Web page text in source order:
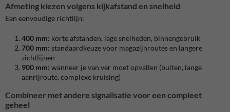
Afmeting kiezen volgens kijkafstand en snelheid
Een eenvoudige richtlijn:
400 mm: korte afstanden, lage snelheden, binnengebruik
700 mm: standaardkeuze voor magazijnroutes en langere
zichtlijnen
900 mm: wanneer je van ver moet opvallen (buiten, lange
aanrijroute, complexe kruising)
Combineer met andere signalisatie voor een compleet
geheel